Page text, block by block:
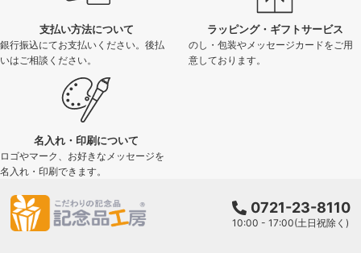
支払い方法について
銀行振込にてお支払いください。後払
いはご相談ください。
ラッピング・ギフトサービス
のし・包装やメッセージカードをご用
意しております。
名入れ・印刷について
ロゴやマーク、お好きなメッセージを
名入れ・印刷できます。
0721-23-8110
10:00 - 17:00(土日祝除く)